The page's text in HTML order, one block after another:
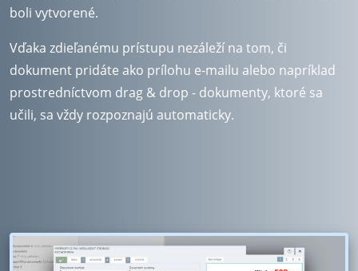
boli vytvorené.
Vďaka zdieľanému prístupu nezáleží na tom, či
dokument pridáte ako prílohu e-mailu alebo napríklad
prostredníctvom drag & drop - dokumenty, ktoré sa
učili, sa vždy rozpoznajú automaticky.